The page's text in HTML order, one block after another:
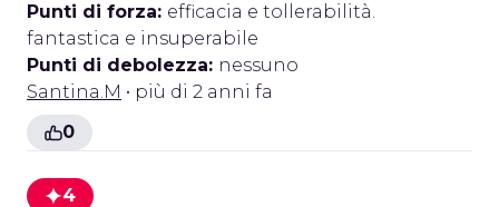
Punti di forza: efficacia e tollerabilità.
fantastica e insuperabile
Punti di debolezza: nessuno
Santina.M • più di 2 anni fa
0
4